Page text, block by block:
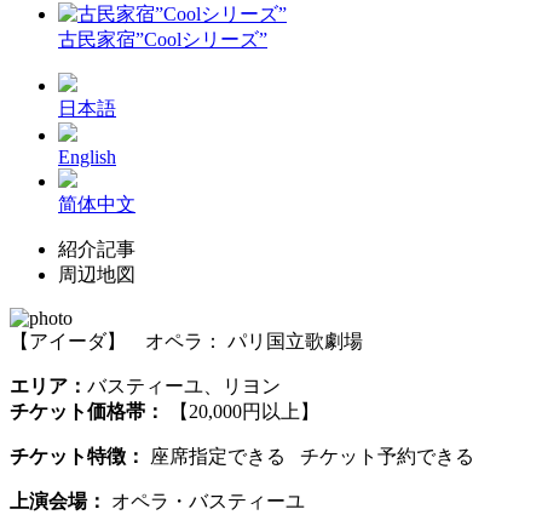
古民家宿”Coolシリーズ”
日本語
English
简体中文
紹介記事
周辺地図
【アイーダ】 オペラ： パリ国立歌劇場
エリア： バスティーユ、リヨン
チケット価格帯：
【20,000円以上】
チケット特徴： 座席指定できる チケット予約できる
上演会場： オペラ・バスティーユ